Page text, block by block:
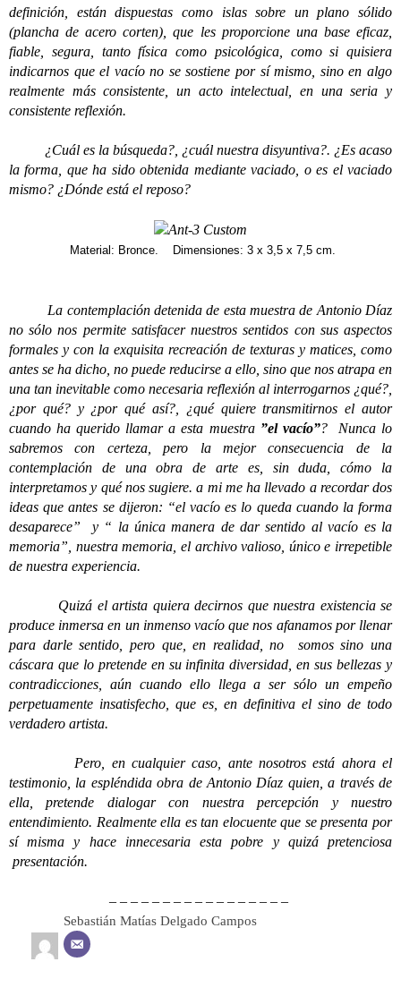
definición, están dispuestas como islas sobre un plano sólido
(plancha de acero corten), que les proporcione una base eficaz,
fiable, segura, tanto física como psicológica, como si quisiera
indicarnos que el vacío no se sostiene por sí mismo, sino en algo
realmente más consistente, un acto intelectual, en una seria y
consistente reflexión.
¿Cuál es la búsqueda?, ¿cuál nuestra disyuntiva?. ¿Es acaso
la forma, que ha sido obtenida mediante vaciado, o es el vaciado
mismo? ¿Dónde está el reposo?
Material: Bronce. Dimensiones: 3 x 3,5 x 7,5 cm.
La contemplación detenida de esta muestra de Antonio Díaz
no sólo nos permite satisfacer nuestros sentidos con sus aspectos
formales y con la exquisita recreación de texturas y matices, como
antes se ha dicho, no puede reducirse a ello, sino que nos atrapa en
una tan inevitable como necesaria reflexión al interrogarnos ¿qué?,
¿por qué? y ¿por qué así?, ¿qué quiere transmitirnos el autor
cuando ha querido llamar a esta muestra ”el vacío”?
Nunca lo
sabremos con certeza, pero la mejor consecuencia de la
contemplación de una obra de arte es, sin duda, cómo la
interpretamos y qué nos sugiere. a mi me ha llevado a recordar dos
ideas que antes se dijeron: “el vacío es lo queda cuando la forma
desaparece” y “ la única manera de dar sentido al vacío es la
memoria”, nuestra memoria, el archivo valioso, único e irrepetible
de nuestra experiencia.
Quizá el artista quiera decirnos que nuestra existencia se
produce inmersa en un inmenso vacío que nos afanamos por llenar
para darle sentido, pero que, en realidad, no somos sino una
cáscara que lo pretende en su infinita diversidad, en sus bellezas y
contradicciones, aún cuando ello llega a ser sólo un empeño
perpetuamente insatisfecho, que es, en definitiva el sino de todo
verdadero artista.
Pero, en cualquier caso, ante nosotros está ahora el
testimonio, la espléndida obra de Antonio Díaz quien, a través de
ella, pretende dialogar con nuestra percepción y nuestro
entendimiento. Realmente ella es tan elocuente que se presenta por
sí misma y hace innecesaria esta pobre y quizá pretenciosa
presentación.
– – – – – – – – – – – – – – – – –
Sebastián Matías Delgado Campos